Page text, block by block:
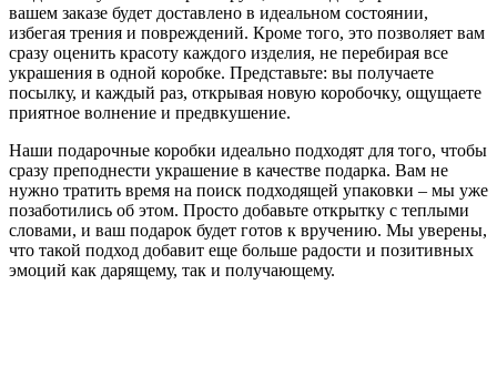
вашем заказе будет доставлено в идеальном состоянии,
избегая трения и повреждений. Кроме того, это позволяет вам
сразу оценить красоту каждого изделия, не перебирая все
украшения в одной коробке. Представьте: вы получаете
посылку, и каждый раз, открывая новую коробочку, ощущаете
приятное волнение и предвкушение.
Наши подарочные коробки идеально подходят для того, чтобы
сразу преподнести украшение в качестве подарка. Вам не
нужно тратить время на поиск подходящей упаковки – мы уже
позаботились об этом. Просто добавьте открытку с теплыми
словами, и ваш подарок будет готов к вручению. Мы уверены,
что такой подход добавит еще больше радости и позитивных
эмоций как дарящему, так и получающему.